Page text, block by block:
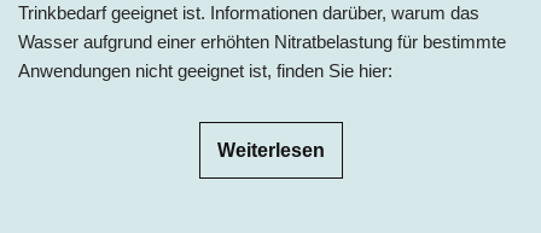
Trinkbedarf geeignet ist. Informationen darüber, warum das
Wasser aufgrund einer erhöhten Nitratbelastung für bestimmte
Anwendungen nicht geeignet ist, finden Sie hier:
Weiterlesen